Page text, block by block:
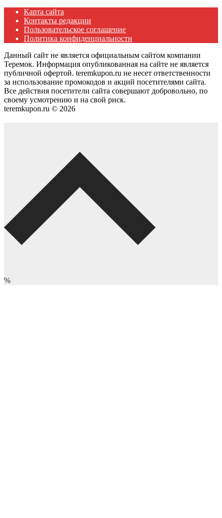
Карта сайта
Контакты редакции
Пользовательское соглашение
Политика конфиденциальности
Данный сайт не является официальным сайтом компании
Теремок. Информация опубликованная на сайте не является
публичной офертой. teremkupon.ru не несет ответственности
за использование промокодов и акций посетителями сайта.
Все действия посетители сайта совершают добровольно, по
своему усмотрению и на свой риск.
teremkupon.ru © 2026
%